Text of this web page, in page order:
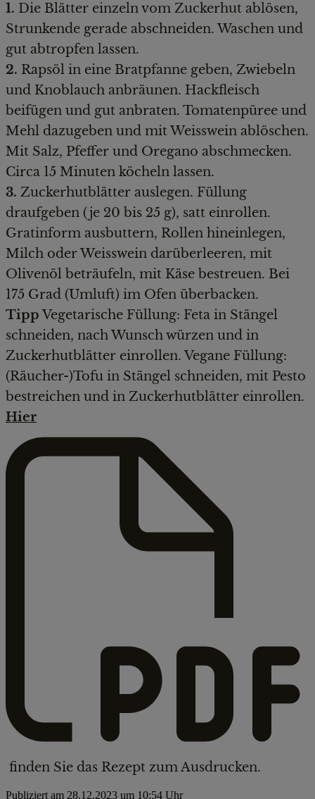
1. Die Blätter einzeln vom Zuckerhut ablösen,
Strunkende gerade abschneiden. Waschen und
gut abtropfen lassen.
2. Rapsöl in eine Bratpfanne geben, Zwiebeln
und Knoblauch anbräunen. Hackfleisch
beifügen und gut anbraten. Tomatenpüree und
Mehl dazugeben und mit Weisswein ablöschen.
Mit Salz, Pfeffer und Oregano abschmecken.
Circa 15 Minuten köcheln lassen.
3. Zuckerhutblätter auslegen. Füllung
draufgeben (je 20 bis 25 g), satt einrollen.
Gratinform ausbuttern, Rollen hineinlegen,
Milch oder Weisswein darüberleeren, mit
Olivenöl beträufeln, mit Käse bestreuen. Bei
175 Grad (Umluft) im Ofen überbacken.
TippVegetarische Füllung: Feta in Stängel
schneiden, nach Wunsch würzen und in
Zuckerhutblätter einrollen. Vegane Füllung:
(Räucher-)Tofu in Stängel schneiden, mit Pesto
bestreichen und in Zuckerhutblätter einrollen.
Hier
finden Sie das Rezept zum Ausdrucken.
Publiziert am 28.12.2023 um 10:54 Uhr